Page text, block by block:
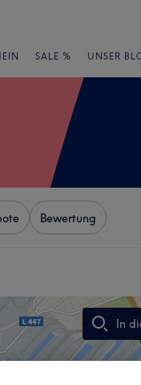
SALE % UNSER
Bewertung
In